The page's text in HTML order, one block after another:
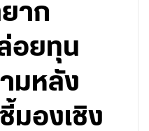
าก
อยทุน
มหลัง
มองเชิง